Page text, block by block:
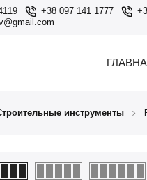
+38 097 141 1777
инструменты